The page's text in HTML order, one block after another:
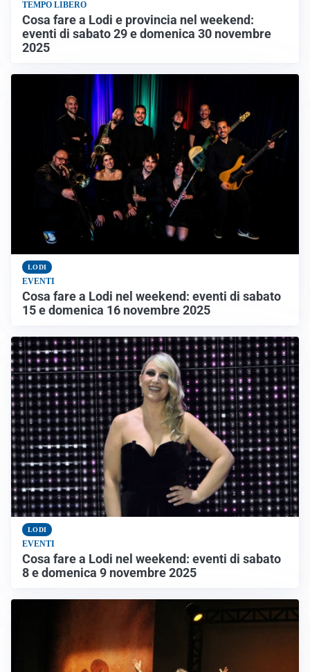
TEMPO LIBERO
Cosa fare a Lodi e provincia nel weekend:
eventi di sabato 29 e domenica 30 novembre
2025
LODI
EVENTI
Cosa fare a Lodi nel weekend: eventi di sabato
15 e domenica 16 novembre 2025
LODI
EVENTI
Cosa fare a Lodi nel weekend: eventi di sabato
8 e domenica 9 novembre 2025